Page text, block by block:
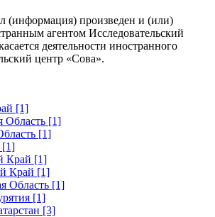
(информация) произведен и (или)
агентом Исследовательский
деятельности иностранного
центр «Сова».
[1]
Область [1]
[1]
[1]
Край [1]
Край [1]
Область [1]
[1]
[3]